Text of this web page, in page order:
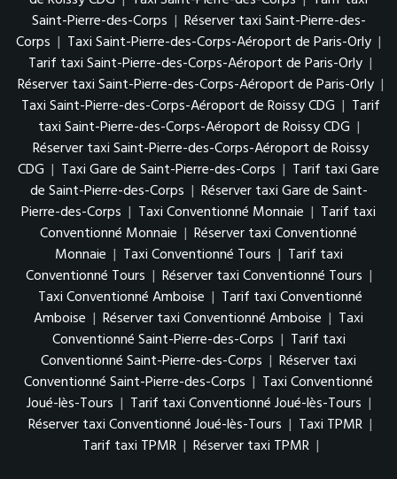
Saint-Pierre-des-Corps | Réserver taxi Saint-Pierre-des-
Corps | Taxi Saint-Pierre-des-Corps-Aéroport de Paris-Orly |
Tarif taxi Saint-Pierre-des-Corps-Aéroport de Paris-Orly |
Réserver taxi Saint-Pierre-des-Corps-Aéroport de Paris-Orly |
Taxi Saint-Pierre-des-Corps-Aéroport de Roissy CDG | Tarif
taxi Saint-Pierre-des-Corps-Aéroport de Roissy CDG |
Réserver taxi Saint-Pierre-des-Corps-Aéroport de Roissy
CDG | Taxi Gare de Saint-Pierre-des-Corps | Tarif taxi Gare
de Saint-Pierre-des-Corps | Réserver taxi Gare de Saint-
Pierre-des-Corps | Taxi Conventionné Monnaie | Tarif taxi
Conventionné Monnaie | Réserver taxi Conventionné
Monnaie | Taxi Conventionné Tours | Tarif taxi
Conventionné Tours | Réserver taxi Conventionné Tours |
Taxi Conventionné Amboise | Tarif taxi Conventionné
Amboise | Réserver taxi Conventionné Amboise | Taxi
Conventionné Saint-Pierre-des-Corps | Tarif taxi
Conventionné Saint-Pierre-des-Corps | Réserver taxi
Conventionné Saint-Pierre-des-Corps | Taxi Conventionné
Joué-lès-Tours | Tarif taxi Conventionné Joué-lès-Tours |
Réserver taxi Conventionné Joué-lès-Tours | Taxi TPMR |
Tarif taxi TPMR | Réserver taxi TPMR |